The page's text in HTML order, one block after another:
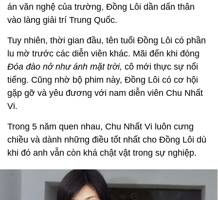
án văn nghệ của trường, Đồng Lôi dần dấn thân
vào làng giải trí Trung Quốc.
Tuy nhiên, thời gian đầu, tên tuổi Đồng Lôi có phần
lu mờ trước các diễn viên khác. Mãi đến khi đóng
Đóa đào nở như ánh mặt trời, cô mới thực sự nổi
tiếng. Cũng nhờ bộ phim này, Đồng Lôi có cơ hội
gặp gỡ và yêu đương với nam diễn viên Chu Nhất
Vi.
Trong 5 năm quen nhau, Chu Nhất Vi luôn cưng
chiều và dành những điều tốt nhất cho Đồng Lôi dù
khi đó anh vẫn còn khá chật vật trong sự nghiệp.